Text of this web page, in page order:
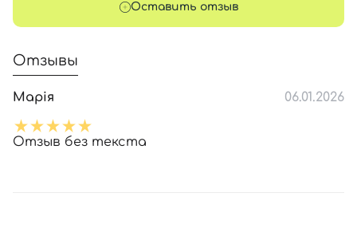
Оставить отзыв
Отзывы
Марія 06.01.2026
Отзыв без текста